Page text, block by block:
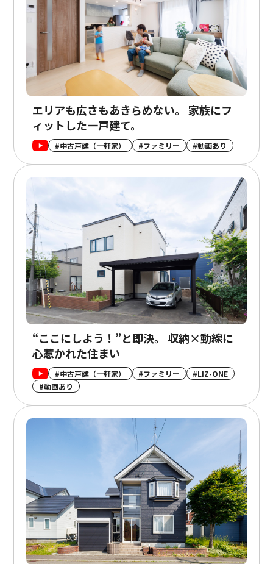
エリアも広さもあきらめない。 家族にフ
ィットした一戸建て。
#中古戸建（一軒家） #ファミリー #動画あり
“ここにしよう！”と即決。 収納×動線に
心惹かれた住まい
#中古戸建（一軒家） #ファミリー
#LIZ-ONE
#動画あり